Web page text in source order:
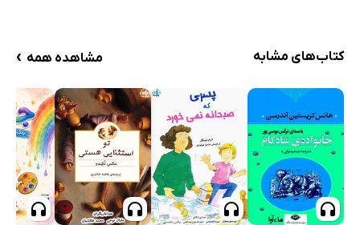
کتاب‌های مشابه مشاهده همه ›